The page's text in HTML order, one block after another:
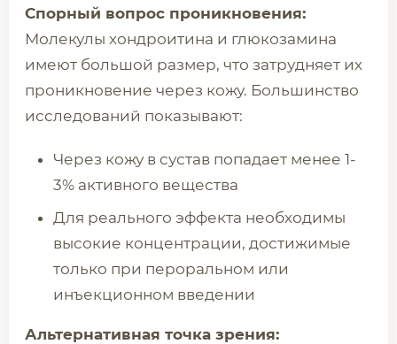
Спорный вопрос проникновения:
Молекулы хондроитина и глюкозамина
имеют большой размер, что затрудняет их
проникновение через кожу. Большинство
исследований показывают:
Через кожу в сустав попадает менее 1-
3% активного вещества
Для реального эффекта необходимы
высокие концентрации, достижимые
только при пероральном или
инъекционном введении
Альтернативная точка зрения: